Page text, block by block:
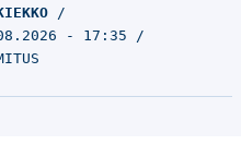
- 17:35